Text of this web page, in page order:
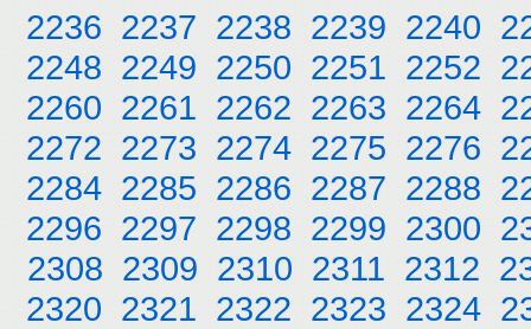
2236 2237 2238 2239 2240
2248 2249 2250 2251 2252
2260 2261 2262 2263 2264
2272 2273 2274 2275 2276
2284 2285 2286 2287 2288
2296 2297 2298 2299 2300
2308 2309 2310 2311 2312
2320 2321 2322 2323 2324